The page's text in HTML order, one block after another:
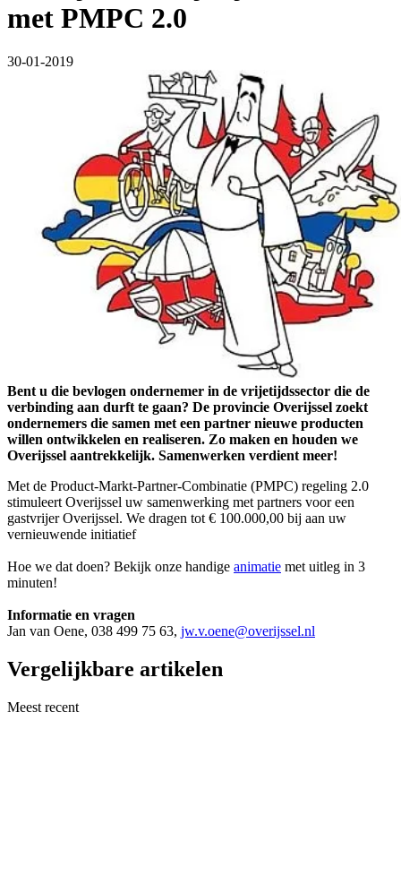
met PMPC 2.0
30-01-2019
Bent u die bevlogen ondernemer in de vrijetijdssector die de
verbinding aan durft te gaan? De provincie Overijssel zoekt
ondernemers die samen met een partner nieuwe producten
willen ontwikkelen en realiseren. Zo maken en houden we
Overijssel aantrekkelijk. Samenwerken verdient meer!
Met de Product-Markt-Partner-Combinatie (PMPC) regeling 2.0
stimuleert Overijssel uw samenwerking met partners voor een
gastvrijer Overijssel. We dragen tot € 100.000,00 bij aan uw
vernieuwende initiatief
Hoe we dat doen? Bekijk onze handige animatie met uitleg in 3
minuten!
Informatie en vragen
Jan van Oene, 038 499 75 63, jw.v.oene@overijssel.nl
Vergelijkbare artikelen
Meest recent